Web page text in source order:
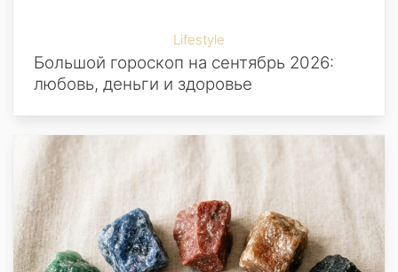
Lifestyle
Большой гороскоп на сентябрь 2026:
любовь, деньги и здоровье